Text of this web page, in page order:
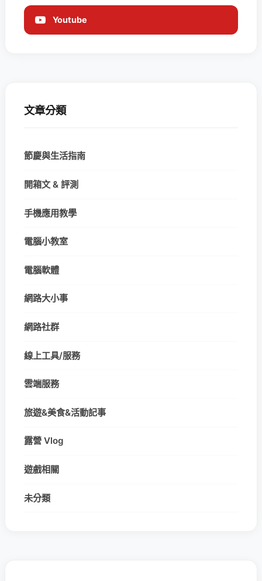
Youtube
文章分類
節慶與生活指南
開箱文 & 評測
手機應用教學
電腦小教室
電腦軟體
網路大小事
網路社群
線上工具/服務
雲端服務
旅遊&美食&活動記事
露營 Vlog
遊戲相關
未分類